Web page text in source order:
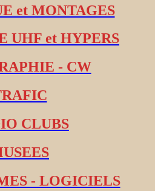
et MONTAGES
UHF et HYPERS
- CW
CLUBS
- LOGICIELS